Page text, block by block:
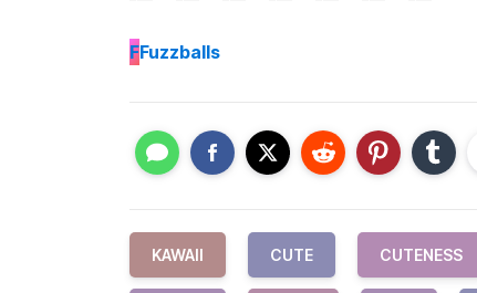
FFuzzballs
KAWAII CUTE CUTENESS